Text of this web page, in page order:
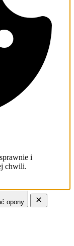
i
chwili.
opony